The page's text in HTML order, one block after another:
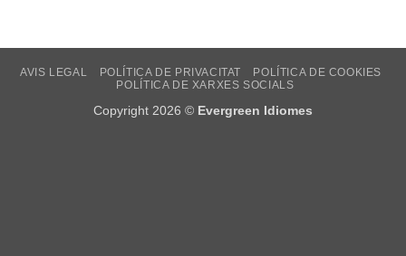
AVIS LEGAL POLÍTICA DE PRIVACITAT
POLÍTICA DE COOKIES
POLÍTICA DE XARXES SOCIALS
Copyright 2026 © Evergreen Idiomes